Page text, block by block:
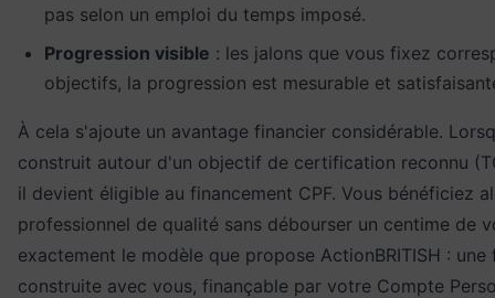
pas selon un emploi du temps imposé.
Progression visible : les jalons que vous fixez
objectifs, la progression est mesurable et
À cela s'ajoute un avantage financier considérable.
construit autour d'un objectif de certification reconnu
il devient éligible au financement CPF. Vous bénéficiez
professionnel de qualité sans débourser un centime de
exactement le modèle que propose ActionBRITISH :
construite avec vous, finançable par votre Compte